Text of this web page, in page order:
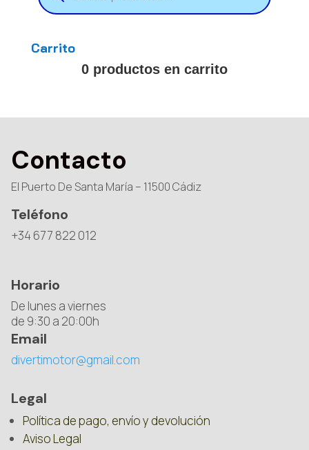
Carrito
0 productos en carrito
Contacto
El Puerto De Santa María – 11500 Cádiz
Teléfono
+34 677 822 012
Horario
De lunes a viernes
de 9:30 a 20:00h
Email
divertimotor@gmail.com
Legal
Política de pago, envío y devolución
Aviso Legal